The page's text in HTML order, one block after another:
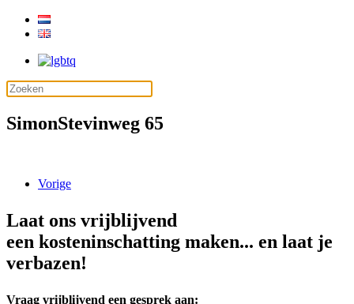
SimonStevinweg 65
Vorige
Laat ons vrijblijvend
een kosteninschatting maken... en laat je
verbazen!
Vraag vrijblijvend een gesprek aan: